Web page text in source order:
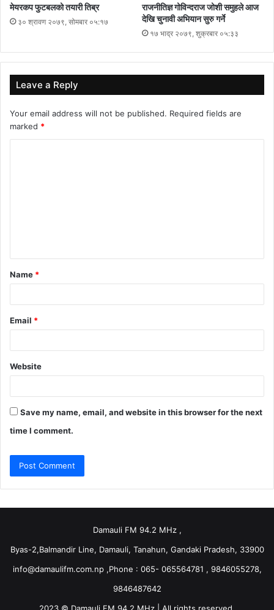
मेयरकप फुटबलको तयारी तिब्र
३० श्रावण २०७९, सोमबार ०५:१७
राजनीतिज्ञ गोविन्दराज जोशी समुहले आज
देखि चुनावी अभियान सुरु गर्ने
१७ भाद्र २०७९, शुक्रबार ०५:३३
Leave a Reply
Your email address will not be published. Required fields are
marked *
t
*
Name *
Email *
Website
Save my name, email, and website in this browser for the next
time I comment.
Damauli FM 94.2 MHz ,
Byas-2,Balmandir Line, Damauli, Tanahun, Gandaki Pradesh, 33900
info@damaulifm.com.np,Phone : 065- 065564781 , 9846055278,
9846487642